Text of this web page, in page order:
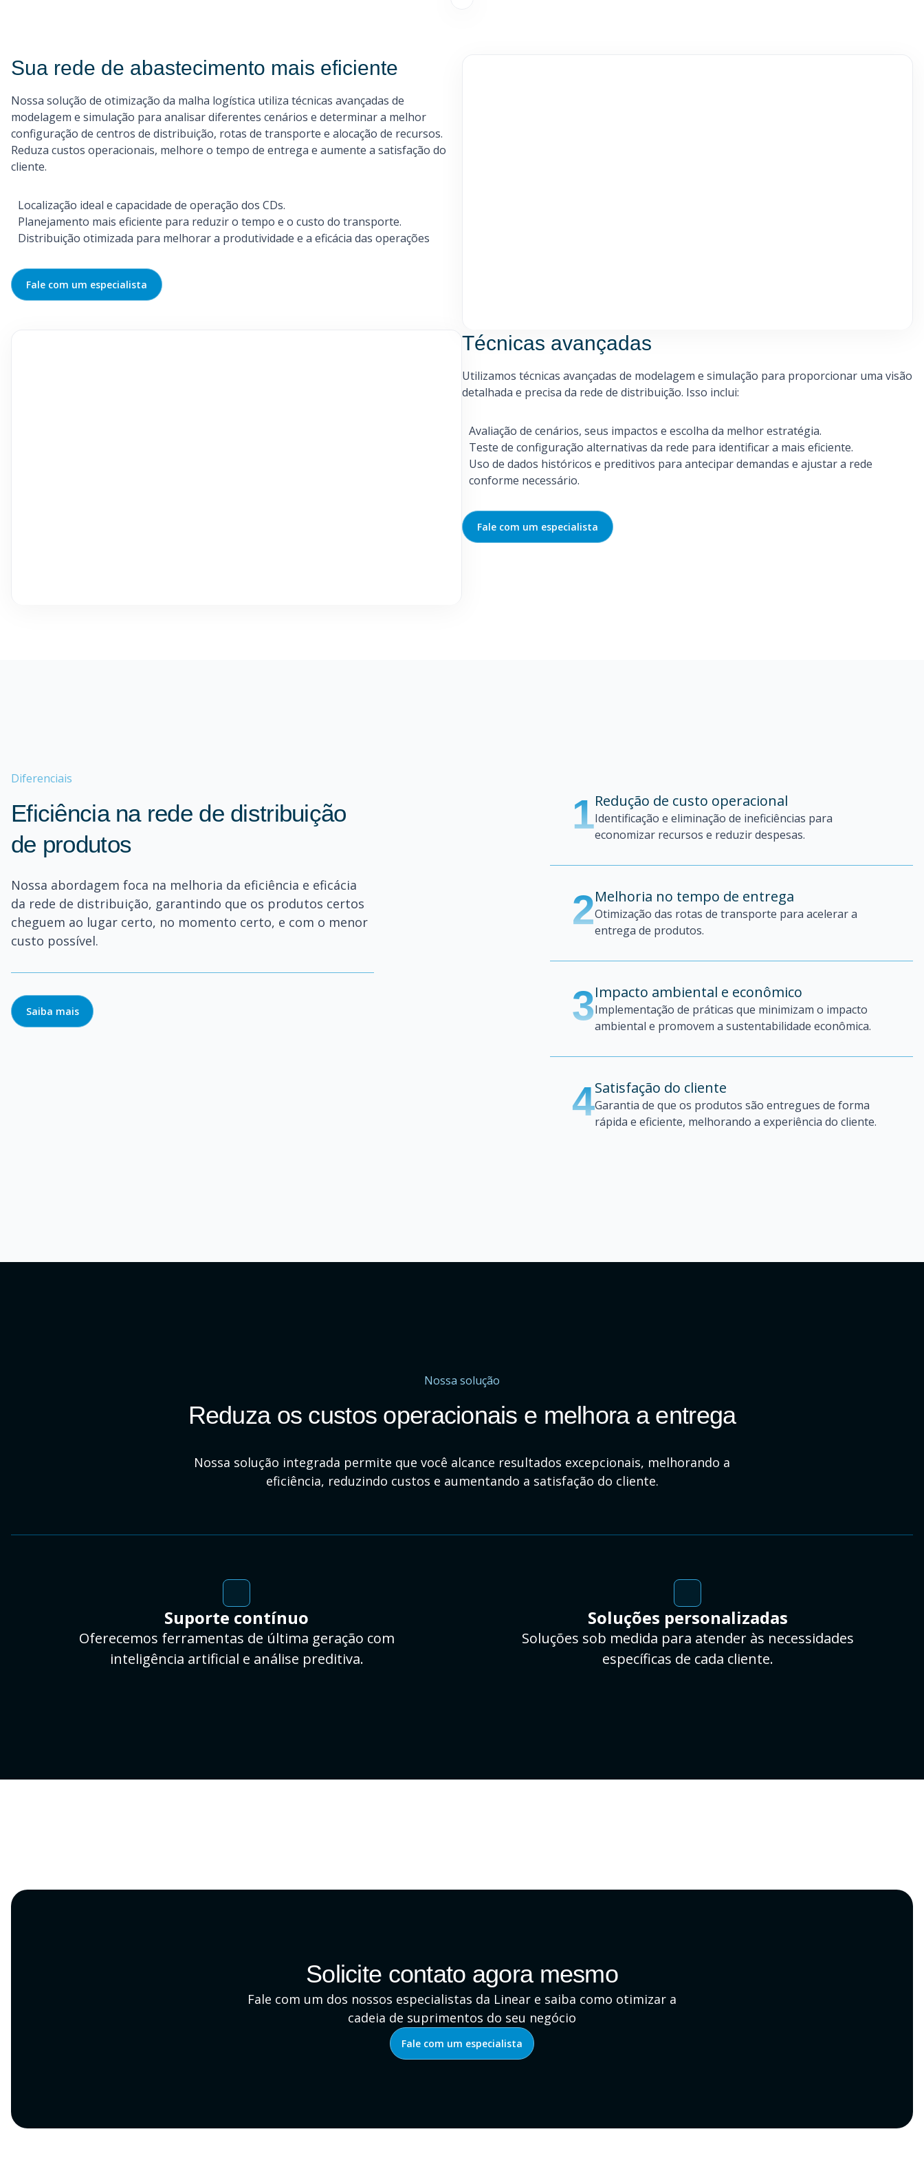
Sua rede de abastecimento mais eficiente
Nossa solução de otimização da malha logística utiliza técnicas avançadas de
modelagem e simulação para analisar diferentes cenários e determinar a melhor
configuração de centros de distribuição, rotas de transporte e alocação de recursos.
Reduza custos operacionais, melhore o tempo de entrega e aumente a satisfação do
cliente.
Localização ideal e capacidade de operação dos CDs.
Planejamento mais eficiente para reduzir o tempo e o custo do transporte.
Distribuição otimizada para melhorar a produtividade e a eficácia das operações
Fale com um especialista
Técnicas avançadas
Utilizamos técnicas avançadas de modelagem e simulação para proporcionar uma visão
detalhada e precisa da rede de distribuição. Isso inclui:
Avaliação de cenários, seus impactos e escolha da melhor estratégia.
Teste de configuração alternativas da rede para identificar a mais eficiente.
Uso de dados históricos e preditivos para antecipar demandas e ajustar a rede
conforme necessário.
Fale com um especialista
Diferenciais
Eficiência na rede de distribuição
de produtos
Nossa abordagem foca na melhoria da eficiência e eficácia
da rede de distribuição, garantindo que os produtos certos
cheguem ao lugar certo, no momento certo, e com o menor
custo possível.
Saiba mais
1Redução de custo operacional
Identificação e eliminação de ineficiências para
economizar recursos e reduzir despesas.
2Melhoria no tempo de entrega
Otimização das rotas de transporte para acelerar a
entrega de produtos.
3Impacto ambiental e econômico
Implementação de práticas que minimizam o impacto
ambiental e promovem a sustentabilidade econômica.
4Satisfação do cliente
Garantia de que os produtos são entregues de forma
rápida e eficiente, melhorando a experiência do cliente.
Nossa solução
Reduza os custos operacionais e melhora a entrega
Nossa solução integrada permite que você alcance resultados excepcionais, melhorando a
eficiência, reduzindo custos e aumentando a satisfação do cliente.
Suporte contínuo
Oferecemos ferramentas de última geração com
inteligência artificial e análise preditiva.
Soluções personalizadas
Soluções sob medida para atender às necessidades
específicas de cada cliente.
Solicite contato agora mesmo
Fale com um dos nossos especialistas da Linear e saiba como otimizar a
cadeia de suprimentos do seu negócio
Fale com um especialista